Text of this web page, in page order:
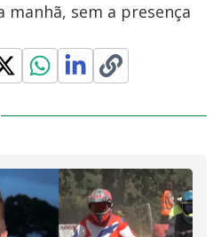
manhã, sem a presença